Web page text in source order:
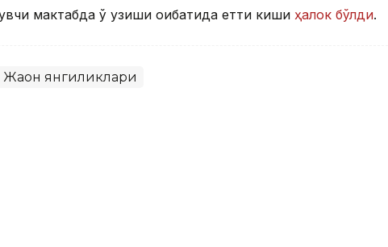
мактабда ўқ узиши оқибатида етти киши ҳалок бўлди.
Жаҳон янгиликлари